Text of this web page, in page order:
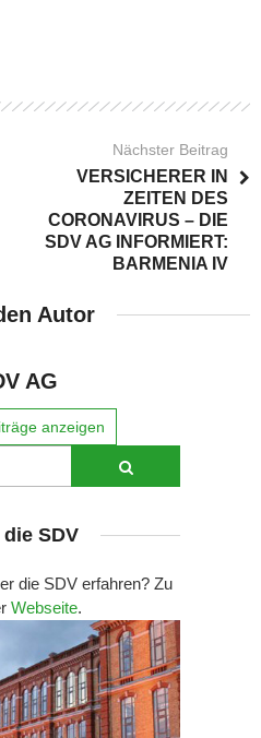
Nächster Beitrag
VERSICHERER IN
ZEITEN DES
CORONAVIRUS – DIE
SDV AG INFORMIERT:
BARMENIA IV
Autor
AG
anzeigen
die SDV
die SDV erfahren? Zu
Webseite.